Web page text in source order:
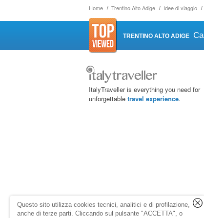
Home Trentino Alto Adige Idee di viaggio
TRENTINO ALTO ADIGE
ItalyTraveller is everything you need for
unforgettable travel experience.
Questo sito utilizza cookies tecnici, analitici e di profilazione,
anche di terze parti. Cliccando sul pulsante "ACCETTA", o